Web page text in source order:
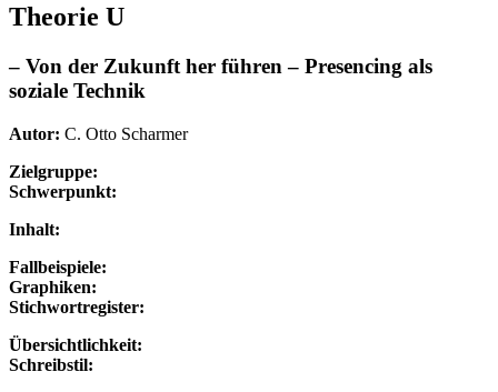
Theorie U
– Von der Zukunft her führen – Presencing als
soziale Technik
Autor: C. Otto Scharmer
Zielgruppe:
Schwerpunkt:
Inhalt:
Fallbeispiele:
Graphiken:
Stichwortregister:
Übersichtlichkeit:
Schreibstil: